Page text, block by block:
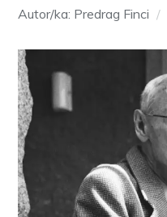
Autor/ka: Predrag Finci